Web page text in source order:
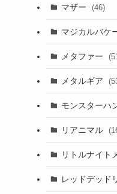
マザー (46)
マジカルバケ
メタファー
メタルギア
モンスターハ
リアニマル
リトルナイト
レッドデッド